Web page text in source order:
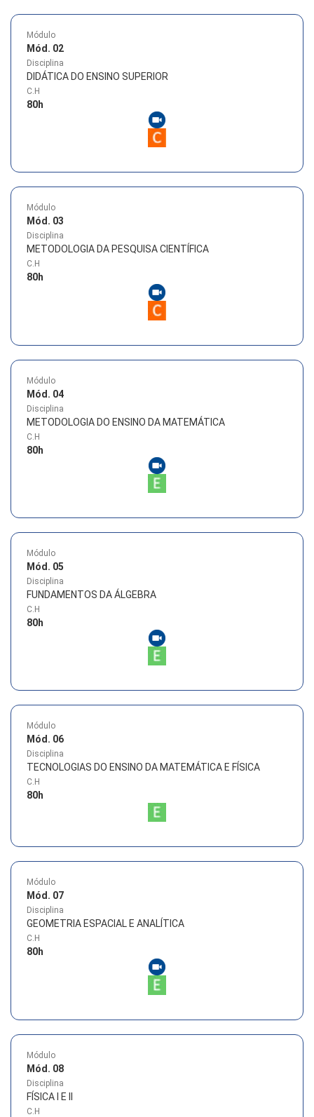
Módulo
Mód. 02
Disciplina
DIDÁTICA DO ENSINO SUPERIOR
C.H
80h
Módulo
Mód. 03
Disciplina
METODOLOGIA DA PESQUISA CIENTÍFICA
C.H
80h
Módulo
Mód. 04
Disciplina
METODOLOGIA DO ENSINO DA MATEMÁTICA
C.H
80h
Módulo
Mód. 05
Disciplina
FUNDAMENTOS DA ÁLGEBRA
C.H
80h
Módulo
Mód. 06
Disciplina
TECNOLOGIAS DO ENSINO DA MATEMÁTICA E FÍSICA
C.H
80h
Módulo
Mód. 07
Disciplina
GEOMETRIA ESPACIAL E ANALÍTICA
C.H
80h
Módulo
Mód. 08
Disciplina
FÍSICA I E II
C.H